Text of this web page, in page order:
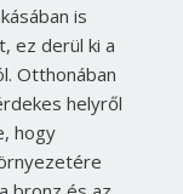
is
ez derül ki a
Otthonában
helyről
hogy